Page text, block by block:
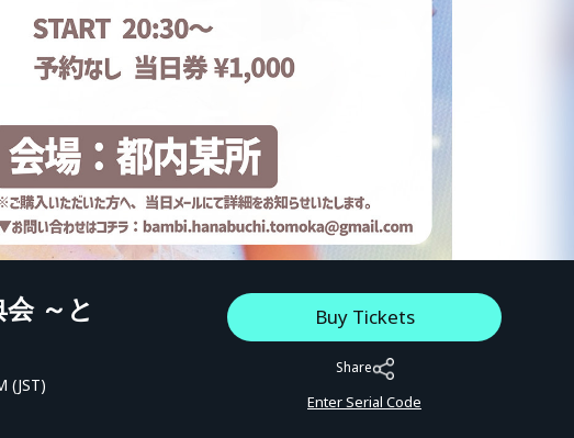
～と
(JST)
Buy Tickets
Share
Enter Serial Code